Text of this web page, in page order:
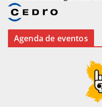
Agenda de eventos